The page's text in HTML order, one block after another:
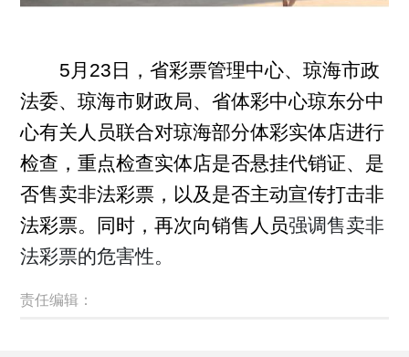
5月23日，省彩票管理中心、琼海市政
法委、琼海市财政局、省体彩中心琼东分中
心有关人员联合对琼海部分体彩实体店进行
检查，重点检查实体店是否悬挂代销证、是
否售卖非法彩票，以及是否主动宣传打击非
法彩票。同时，再次向销售人员强调售卖非
法彩票的危害性。
责任编辑：